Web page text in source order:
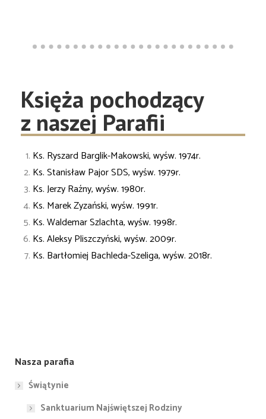
Księża pochodzący
z naszej Parafii
Ks. Ryszard Barglik-Makowski, wyśw. 1974r.
Ks. Stanisław Pajor SDS, wyśw. 1979r.
Ks. Jerzy Raźny, wyśw. 1980r.
Ks. Marek Zyzański, wyśw. 1991r.
Ks. Waldemar Szlachta, wyśw. 1998r.
Ks. Aleksy Pliszczyński, wyśw. 2009r.
Ks. Bartłomiej Bachleda-Szeliga, wyśw. 2018r.
Nasza parafia
Świątynie
Sanktuarium Najświętszej Rodziny